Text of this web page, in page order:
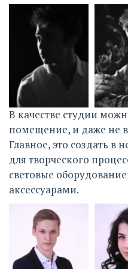
В качестве студии
помещение, и даже не
Главное, это создать в
для творческого
световые
аксессуарами.